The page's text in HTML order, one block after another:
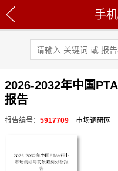
手
2026-2032年中国
报告
报告编号： 5917709 市场调研网